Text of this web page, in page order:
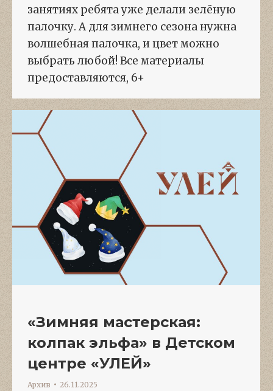
занятиях ребята уже делали зелёную
палочку. А для зимнего сезона нужна
волшебная палочка, и цвет можно
выбрать любой! Все материалы
предоставляются, 6+
«Зимняя мастерская:
колпак эльфа» в Детском
центре «УЛЕЙ»
Архив 26.11.2025